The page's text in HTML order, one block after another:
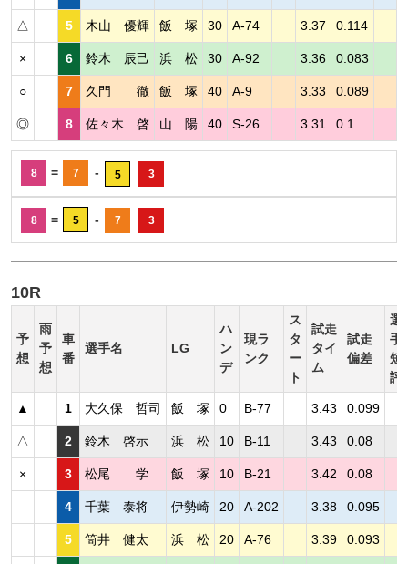
△ 5 木山 優輝 飯 塚 30 A-74 3.37 0.114
× 6 鈴木 辰己 浜 松 30 A-92 3.36 0.083
○ 7 久門 徹 飯 塚 40 A-9 3.33 0.089
◎ 8 佐々木 啓 山 陽 40 S-26 3.31 0.1
8 = 7 - 5 3
8 = 5 - 7 3
10R
予
想
雨
予
想
車
番
選手名 LG
ハ
ン
デ
現ラ
ンク
ス
タ
ー
ト
試走
タイ
ム
試走
偏差
選
手
短
評
▲ 1 大久保 哲司 飯 塚 0 B-77 3.43 0.099
△ 2 鈴木 啓示 浜 松 10 B-11 3.43 0.08
× 3 松尾 学 飯 塚 10 B-21 3.42 0.08
4 千葉 泰将 伊勢崎 20 A-202 3.38 0.095
5 筒井 健太 浜 松 20 A-76 3.39 0.093